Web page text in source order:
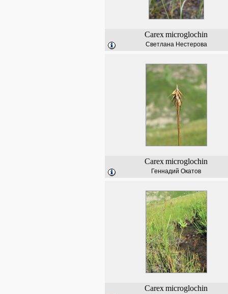
Carexmicroglochin
Светлана Нестерова
Carexmicroglochin
Геннадий Окатов
Carexmicroglochin